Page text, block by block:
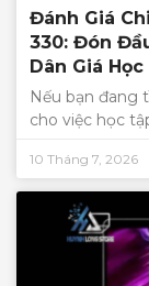
Đánh Giá
330: Đón
Dân Giá Học
Nếu bạn đang
cho việc học
10 Tháng 7, 2026